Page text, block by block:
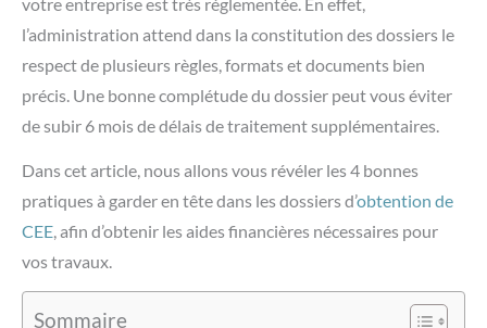
l’administration attend dans la constitution des dossiers le
respect de plusieurs règles, formats et documents bien
précis. Une bonne complétude du dossier peut vous éviter
de subir 6 mois de délais de traitement supplémentaires.
Dans cet article, nous allons vous révéler les 4 bonnes
pratiques à garder en tête dans les dossiers d’obtention de
CEE , afin d’obtenir les aides financières nécessaires pour
vos travaux.
Sommaire